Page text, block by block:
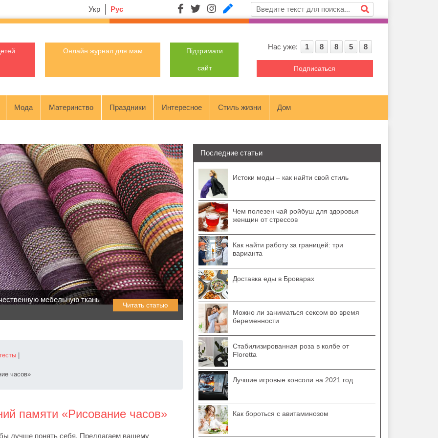
Укр Рус
Онлайн журнал для мам Підтримати
сайт
Нас уже: 1 8 8 5 8
Подписаться
Мода Материнство Праздники Интересное Стиль жизни Дом
мебельную ткань
Читать статью
часов»
памяти «Рисование часов»
лучше понять себя. Предлагаем вашему
Последние статьи
Истоки моды – как найти свой стиль
Чем полезен чай ройбуш для здоровья
женщин от стрессов
Как найти работу за границей: три
варианта
Доставка еды в Броварах
Можно ли заниматься сексом во время
беременности
Стабилизированная роза в колбе от
Floretta
Лучшие игровые консоли на 2021 год
Как бороться с авитаминозом